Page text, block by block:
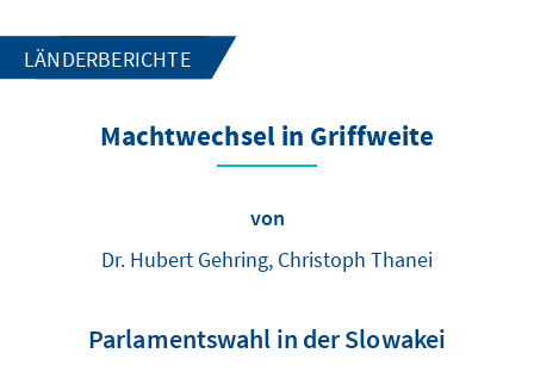
LÄNDERBERICHTE
Machtwechsel in Griffweite
von
Dr. Hubert Gehring, Christoph Thanei
Parlamentswahl in der Slowakei